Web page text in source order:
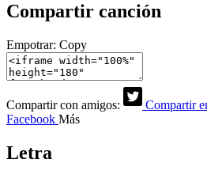
Compartir canción
Empotrar: Copy
Compartir con amigos: Compartir
Facebook Más
Letra